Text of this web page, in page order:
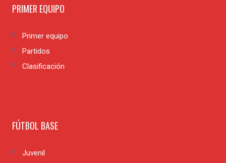
PRIMER EQUIPO
Primer equipo
Partidos
Clasificación
FÚTBOL BASE
Juvenil